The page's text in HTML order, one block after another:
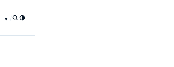
/